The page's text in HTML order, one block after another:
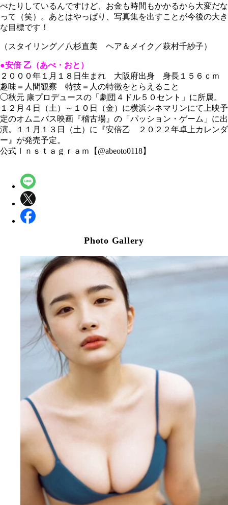
べたりしているんですけど、お金も時間もかかるから大変だな
って（笑）。あとはやっぱり、写真集を出すことが今後の大き
な目標です！
（スタイリング／八杉直美 ヘア＆メイク／萩村千紗子）
●安倍 乙（あべ・おと）
２０００年１月１８日生まれ 大阪府出身 身長１５６ｃｍ
趣味＝人間観察 特技＝人の特徴をとらえること
◯秋元 康プロデュースの「劇団４ドル５０セント」に所属。
１２月４日（土）～１０日（金）に横浜シネマリンにて上映予
定のオムニバス映画『稽古場』の「パッション・ゲーム」に出
演。１１月１３日（土）に『安倍乙 ２０２２年卓上カレンダ
ー』が発売予定。
公式Ｉｎｓｔａｇｒａｍ【@abeoto0118】
Photo Gallery